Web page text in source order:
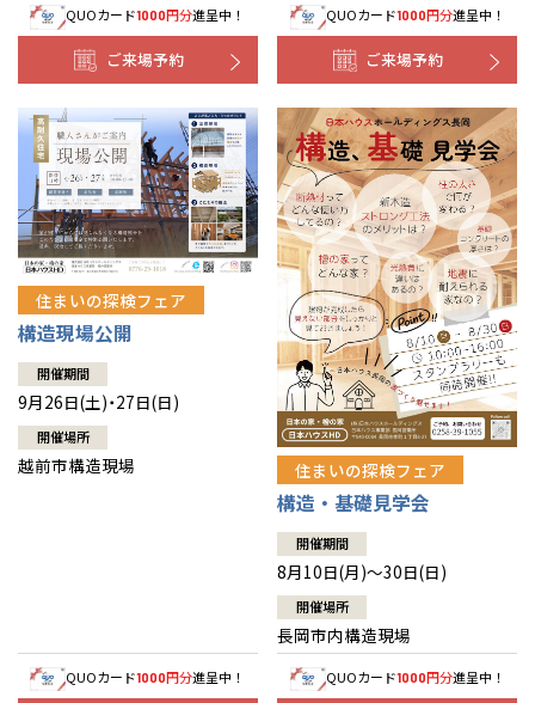
QUOカード1000円分進呈中！
ご来場予約
QUOカード1000円分進呈中！
ご来場予約
住まいの探検フェア
構造現場公開
開催期間
9月26日(土)・27日(日)
開催場所
越前市構造現場
QUOカード1000円分進呈中！
住まいの探検フェア
構造・基礎見学会
開催期間
8月10日(月)～30日(日)
開催場所
長岡市内構造現場
QUOカード1000円分進呈中！